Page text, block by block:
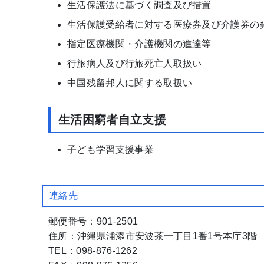
生活保護法に基づく調査及び措置
生活保護受給者に対する医療券及び介護券の
指定医療機関・介護機関の進達等
行旅病人及び行旅死亡人取扱い
中国残留邦人に関する取扱い
生活困窮者自立支援
子ども学習支援事業
連絡先
郵便番号：901-2501
住所：沖縄県浦添市安波茶一丁目1番1号本庁3階
TEL：098-876-1262